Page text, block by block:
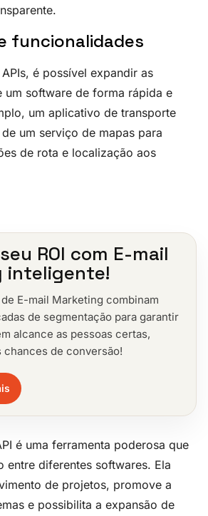
funcionalidades
é possível expandir as
um software de forma rápida e
um aplicativo de transporte
um serviço de mapas para
de rota e localização aos
ROI com E-mail
inteligente!
E-mail Marketing combinam
de segmentação para garantir
alcance as pessoas certas,
chances de conversão!
é uma ferramenta poderosa que
entre diferentes softwares. Ela
de projetos, promove a
e possibilita a expansão de